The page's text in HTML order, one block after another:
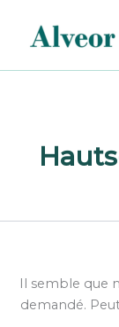
contenu
Il semble que
demandé.